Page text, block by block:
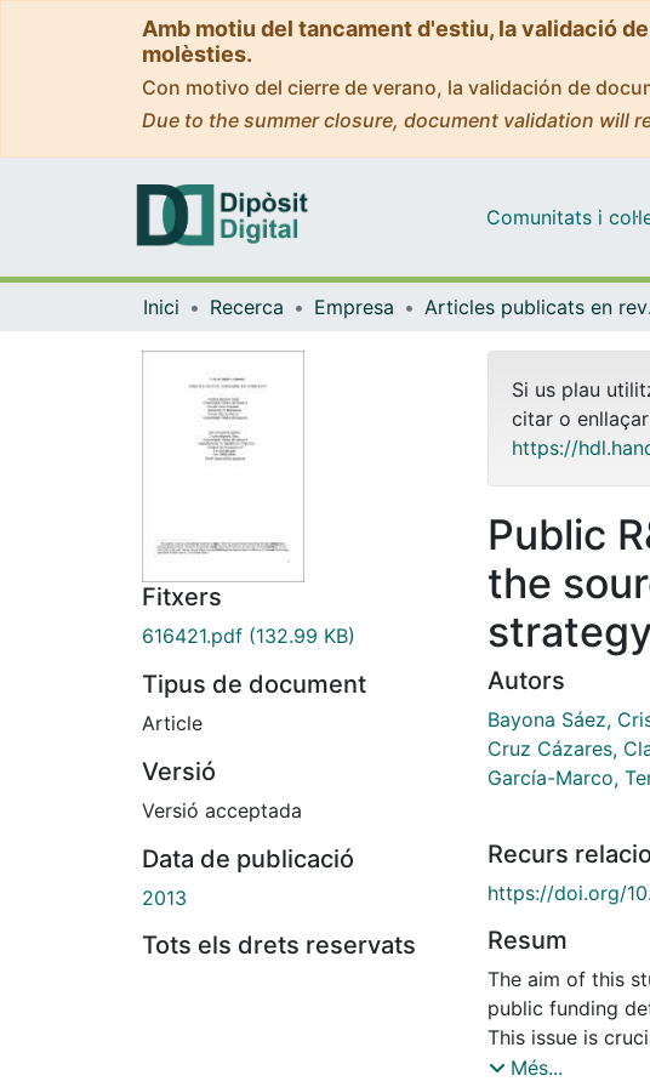
Amb motiu del tancament d'estiu, la validació
molèsties.
Con motivo del cierre de verano, la validación de
Due to the summer closure, document validation will
Comunitats i
Inici Recerca Empresa
Fitxers
616421.pdf (132.99 KB)
Tipus de document
Article
Versió
Versió acceptada
Data de publicació
2013
Tots els drets reservats
Si us plau
citar o
https://
Public
the
strategy
Autors
Bayona Sáez,
Cruz Cázares,
García-Marco,
Recurs
https://doi.org/
Resum
The aim of this
public funding
This issue is
each R&D
Més...